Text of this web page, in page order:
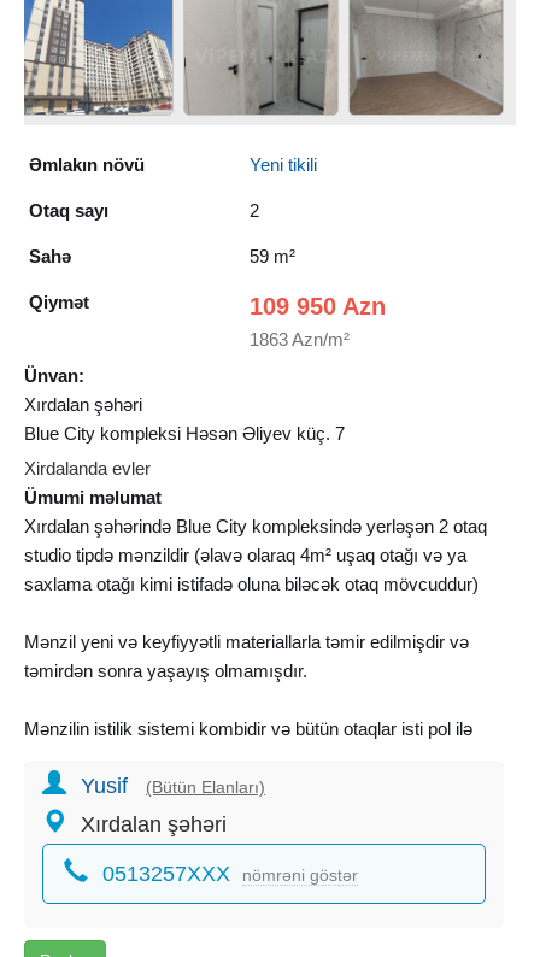
Əmlakın növü Yeni tikili
Otaq sayı 2
Sahə 59 m²
Qiymət 109 950 Azn
1863 Azn/m²
Ünvan:
Xırdalan şəhəri
Blue City kompleksi Həsən Əliyev küç. 7
Xirdalanda evler
Ümumi məlumat
Xırdalan şəhərində Blue City kompleksində yerləşən 2 otaq
studio tipdə mənzildir (əlavə olaraq 4m² uşaq otağı və ya
saxlama otağı kimi istifadə oluna biləcək otaq mövcuddur)
Mənzil yeni və keyfiyyətli materiallarla təmir edilmişdir və
təmirdən sonra yaşayış olmamışdır.
Mənzilin istilik sistemi kombidir və bütün otaqlar isti pol ilə
Mənzilin qaz, işıq və su təminatı daimidir. Sayğaclar ada
keçirilmişdir. (əlavə olaraq sanitar qovşağında 300L
həcmində ehtiyat çəni də quraşdırılmışdır).
Yusif (Bütün Elanları)
Xırdalan şəhəri
0513257XXX nömrəni göstər